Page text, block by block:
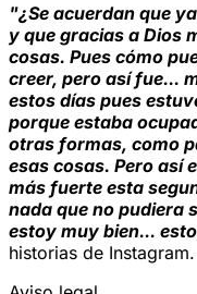
"¿Se acuerdan que
y que gracias a Dios
cosas. Pues cómo
creer, pero así fue...
estos días pues
porque estaba
otras formas, como
esas cosas. Pero así
más fuerte esta
nada que no pudiera
estoy muy bien...
historias de Instagram.